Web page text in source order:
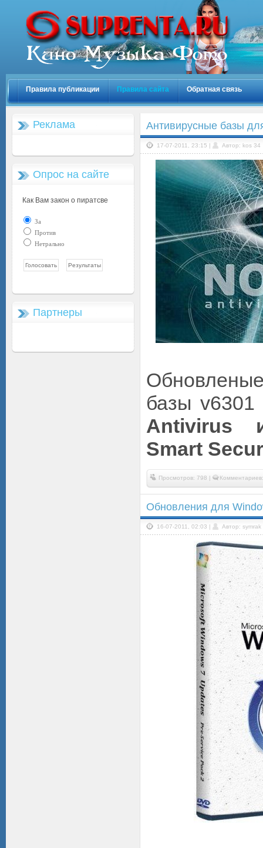
Правила публикации Правила сайта Обратная связь
Реклама
Опрос на сайте
Как Вам закон о пиратсве
За
Против
Нетрально
Партнеры
Антивирусные базы
17-07-2011, 23:15 | Автор: kos 34
базы
Antivirus
Smart
Просмотров: 798 |
Обновления для
16-07-2011, 02:03 | Автор: symrak